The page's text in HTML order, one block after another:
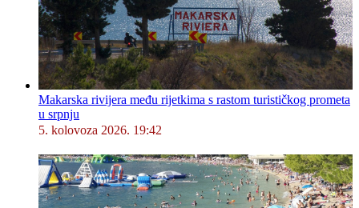
Makarska rivijera među rijetkima s rastom turističkog prometa
u srpnju
5. kolovoza 2026. 19:42